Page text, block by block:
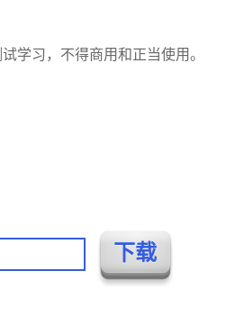
学习，不得商用和正当使用。